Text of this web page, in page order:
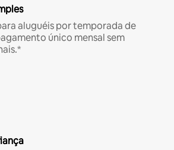
aluguéis por temporada de
único mensal sem